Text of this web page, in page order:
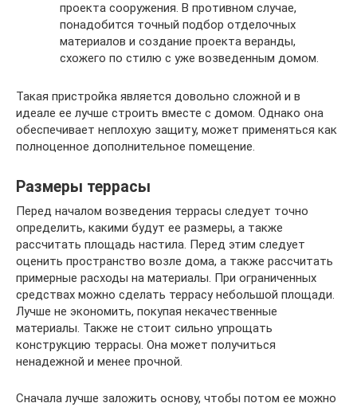
проекта сооружения. В противном случае,
понадобится точный подбор отделочных
материалов и создание проекта веранды,
схожего по стилю с уже возведенным домом.
Такая пристройка является довольно сложной и в
идеале ее лучше строить вместе с домом. Однако она
обеспечивает неплохую защиту, может применяться как
полноценное дополнительное помещение.
Размеры террасы
Перед началом возведения террасы следует точно
определить, какими будут ее размеры, а также
рассчитать площадь настила. Перед этим следует
оценить пространство возле дома, а также рассчитать
примерные расходы на материалы. При ограниченных
средствах можно сделать террасу небольшой площади.
Лучше не экономить, покупая некачественные
материалы. Также не стоит сильно упрощать
конструкцию террасы. Она может получиться
ненадежной и менее прочной.
Сначала лучше заложить основу, чтобы потом ее можно